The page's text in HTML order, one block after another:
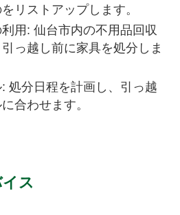
リストアップします。
用: 仙台市内の不用品回収
っ越し前に家具を処分しま
処分日程を計画し、引っ越
合わせます。
ス